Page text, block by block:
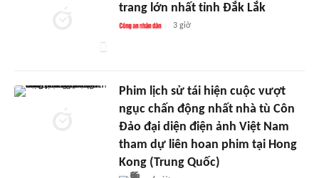
trang lớn nhất tỉnh Đắk Lắk
3 giờ
Phim lịch sử tái hiện cuộc vượt
ngục chấn động nhất nhà tù Côn
Đảo đại diện điện ảnh Việt Nam
tham dự liên hoan phim tại Hong
Kong (Trung Quốc)